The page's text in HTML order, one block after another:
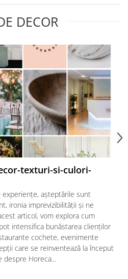
DECOR
texturi-si-culori-
așteptările sunt
ironia imprevizibilității și ne
articol, vom explora cum
intensifica bunăstarea clienților
cochete, evenimente
care se reinventează la început
despre Horeca...